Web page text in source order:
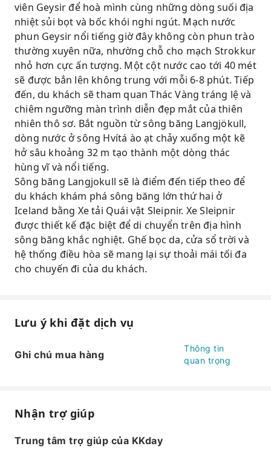
viên Geysir để hoà mình cùng những dòng suối địa
nhiệt sủi bọt và bốc khói nghi ngút. Mạch nước
phun Geysir nổi tiếng giờ đây không còn phun trào
thường xuyên nữa, nhường chỗ cho mạch Strokkur
nhỏ hơn cực ấn tượng. Một cột nước cao tới 40 mét
sẽ được bắn lên không trung với mỗi 6-8 phút. Tiếp
đến, du khách sẽ tham quan Thác Vàng tráng lệ và
chiêm ngưỡng màn trình diễn đẹp mắt của thiên
nhiên thô sơ. Bắt nguồn từ sông băng Langjökull,
dòng nước ở sông Hvítá ào ạt chảy xuống một kẽ
hở sâu khoảng 32 m tạo thành một dòng thác
hùng vĩ và nổi tiếng.
Sông băng Langjokull sẽ là điểm đến tiếp theo để
du khách khám phá sông băng lớn thứ hai ở
Iceland bằng Xe tải Quái vật Sleipnir. Xe Sleipnir
được thiết kế đặc biệt để di chuyển trên địa hình
sông băng khắc nghiệt. Ghế bọc da, cửa sổ trời và
hệ thống điều hòa sẽ mang lại sự thoải mái tối đa
cho chuyến đi của du khách.
Lưu ý khi đặt dịch vụ
Ghi chú mua hàng
Thông tin
quan trọng
Nhận trợ giúp
Trung tâm trợ giúp của KKday